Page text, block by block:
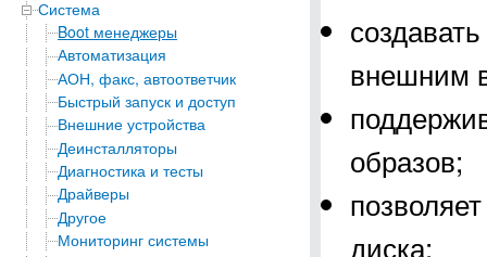
Система
Boot менеджеры
Автоматизация
АОН, факс, автоответчик
Быстрый запуск и доступ
Внешние устройства
Деинсталляторы
Диагностика и тесты
Драйверы
Другое
Мониторинг системы
внешним
образов;
диска;